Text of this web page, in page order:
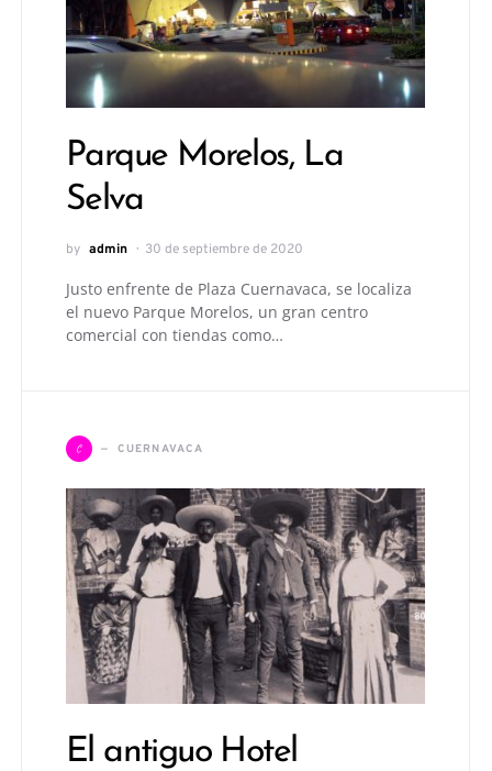
Parque Morelos, La
Selva
by admin 30 de septiembre de 2020
Justo enfrente de Plaza Cuernavaca, se localiza
el nuevo Parque Morelos, un gran centro
comercial con tiendas como…
C CUERNAVACA
El antiguo Hotel